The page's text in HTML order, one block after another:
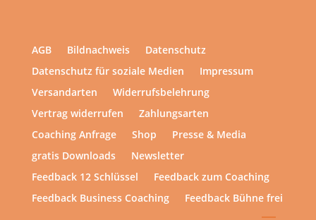
AGB Bildnachweis
Datenschutz
Datenschutz für soziale Medien
Impressum
Versandarten
Widerrufsbelehrung
Vertrag widerrufen
Zahlungsarten
Coaching Anfrage
Shop
Presse & Media
gratis Downloads
Newsletter
Feedback 12 Schlüssel
Feedback zum Coaching
Feedback Business Coaching
Feedback Bühne frei